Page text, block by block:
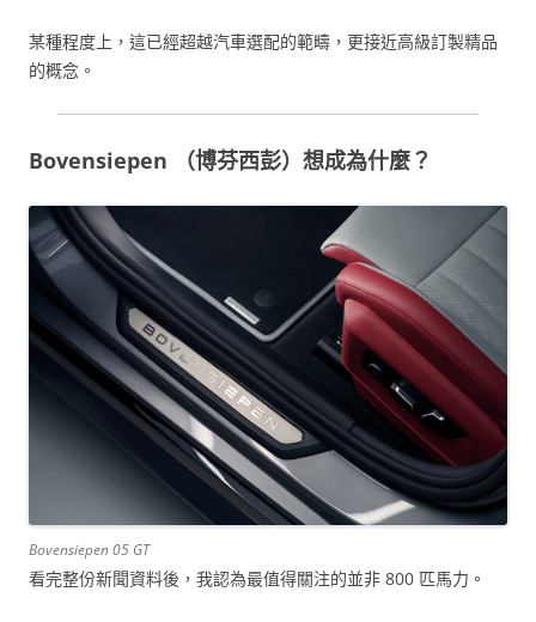
某種程度上，這已經超越汽車選配的範疇，更接近高級訂製精品
的概念。
Bovensiepen （博芬西彭）想成為什麼？
Bovensiepen 05 GT
看完整份新聞資料後，我認為最值得關注的並非 800 匹馬力。